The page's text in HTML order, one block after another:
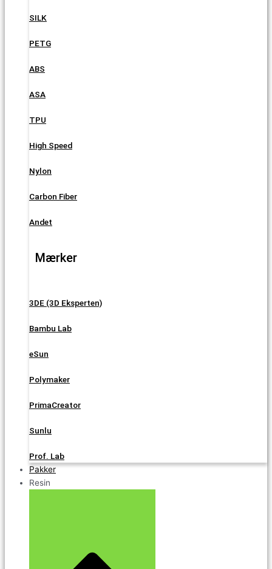
SILK
PETG
ABS
ASA
TPU
High Speed
Nylon
Carbon Fiber
Andet
Mærker
3DE (3D Eksperten)
Bambu Lab
eSun
Polymaker
PrimaCreator
Sunlu
Prof. Lab
Pakker
Resin